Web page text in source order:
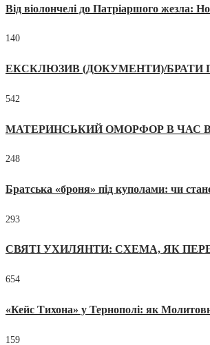
Від віолончелі до Патріаршого жезла:
140
ЕКСКЛЮЗИВ (ДОКУМЕНТИ)/БРАТИ
542
МАТЕРИНСЬКИЙ ОМОРФОР В ЧАС
248
Братська «броня» під куполами: чи
293
СВЯТІ УХИЛЯНТИ: СХЕМА, ЯК
654
«Кейс Тихона» у Тернополі: як
159